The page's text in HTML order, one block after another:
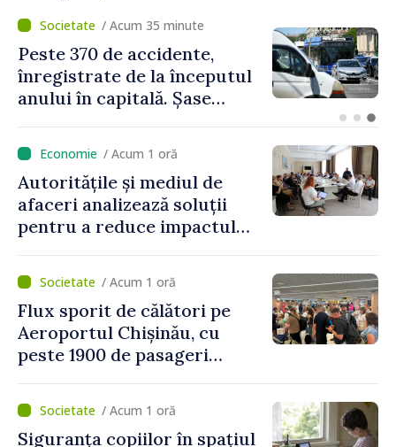
/ Acum 16 minute
Cod galben de instabilitate
atmosferică în cea mai mare
parte a țării
/ Acum 1 oră
Autoritățile și mediul de
afaceri analizează soluții
pentru a reduce impactul
asupra economiei
/ Acum 1 oră
Flux sporit de călători pe
Aeroportul Chișinău, cu
peste 1900 de pasageri
de vârf a concediilor
/ Acum 1 oră
Siguranța copiilor în spațiul